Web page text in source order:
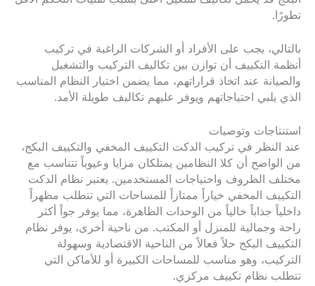
تطورًا.
بالتالي، يجب على الأفراد أو الشركات الراغبة في تركيب
أنظمة التكييف أن توازن بين تكاليف التركيب والتشغيل
والصيانة عند اتخاذ قراراتهم، مما يضمن اختيار النظام المناسب
الذي يلبي احتياجاتهم ويوفر عليهم تكاليف طويلة الأمد.
استنتاجات وتوصيات
عند النظر في تركيب الدكت التكييف المخفي والتكييف البكج،
من الواضح أن كلا النظامين يمتلكان مزايا وعيوباً تتناسب مع
مختلف الظروف واحتياجات المستخدمين. يعتبر نظام الدكت
التكييف المخفي خياراً ممتازاً للمساحات التي تتطلب مظهراً
داخلياً جذاباً خالياً من الوحدات الظاهرة، مما يوفر جواً أكثر
راحة وجمالية للمنزل أو المكتب. من ناحية أخرى، يوفر نظام
التكييف البكج حلاً فعالاً من الناحية الاقتصادية وسهولة
التركيب، وهو مناسب للمساحات الكبيرة أو للأماكن التي
تتطلب نظام تكييف مركزي.